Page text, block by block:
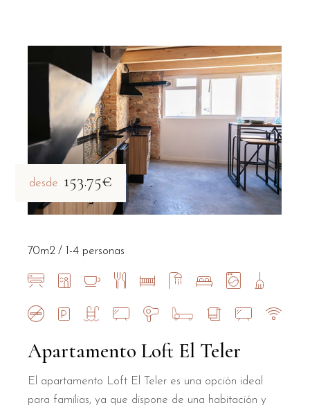
desde 153.75€
Apartamento Loft El Teler
El apartamento Loft El Teler es una opción ideal
para familias, ya que dispone de una habitación y
70m2 1-4 personas